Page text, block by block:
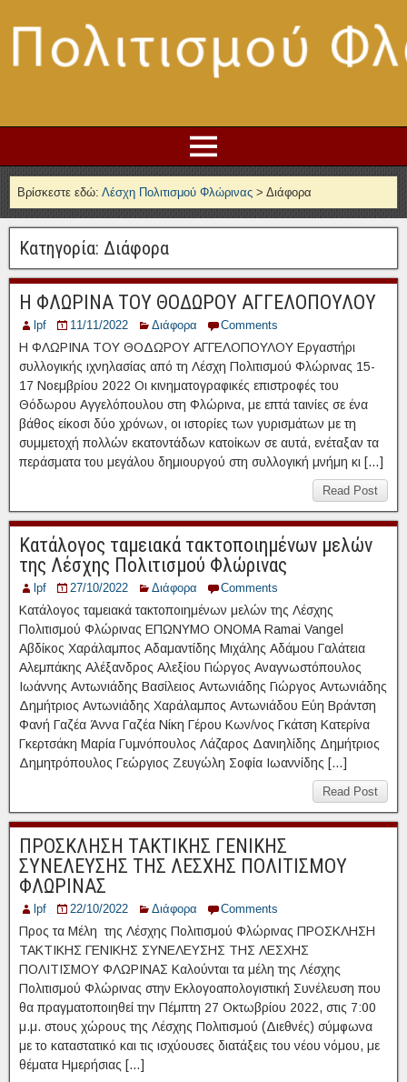
Βρίσκεστε εδώ: Λέσχη Πολιτισμού Φλώρινας > Διάφορα
Κατηγορία: Διάφορα
Η ΦΛΩΡΙΝΑ ΤΟΥ ΘΟΔΩΡΟΥ ΑΓΓΕΛΟΠΟΥΛΟΥ
lpf 11/11/2022 Διάφορα Comments
Η ΦΛΩΡΙΝΑ ΤΟΥ ΘΟΔΩΡΟΥ ΑΓΓΕΛΟΠΟΥΛΟΥ Εργαστήρι
συλλογικής ιχνηλασίας από τη Λέσχη Πολιτισμού Φλώρινας 15-
17 Νοεμβρίου 2022 Οι κινηματογραφικές επιστροφές του
Θόδωρου Αγγελόπουλου στη Φλώρινα, με επτά ταινίες σε ένα
βάθος είκοσι δύο χρόνων, οι ιστορίες των γυρισμάτων με τη
συμμετοχή πολλών εκατοντάδων κατοίκων σε αυτά, ενέταξαν τα
περάσματα του μεγάλου δημιουργού στη συλλογική μνήμη κι […]
Read Post
Κατάλογος ταμειακά τακτοποιημένων μελών
της Λέσχης Πολιτισμού Φλώρινας
lpf 27/10/2022 Διάφορα Comments
Κατάλογος ταμειακά τακτοποιημένων μελών της Λέσχης
Πολιτισμού Φλώρινας ΕΠΩΝΥΜΟ ΟΝΟΜΑ Ramai Vangel
Αβδίκος Χαράλαμπος Αδαμαντίδης Μιχάλης Αδάμου Γαλάτεια
Αλεμπάκης Αλέξανδρος Αλεξίου Γιώργος Αναγνωστόπουλος
Ιωάννης Αντωνιάδης Βασίλειος Αντωνιάδης Γιώργος Αντωνιάδης
Δημήτριος Αντωνιάδης Χαράλαμπος Αντωνιάδου Εύη Βράντση
Φανή Γαζέα Άννα Γαζέα Νίκη Γέρου Κων/νος Γκάτση Κατερίνα
Γκερτσάκη Μαρία Γυμνόπουλος Λάζαρος Δανιηλίδης Δημήτριος
Δημητρόπουλος Γεώργιος Ζευγώλη Σοφία Ιωαννίδης […]
Read Post
ΠΡΟΣΚΛΗΣΗ ΤΑΚΤΙΚΗΣ ΓΕΝΙΚΗΣ
ΣΥΝΕΛΕΥΣΗΣ ΤΗΣ ΛΕΣΧΗΣ ΠΟΛΙΤΙΣΜΟΥ
ΦΛΩΡΙΝΑΣ
lpf 22/10/2022 Διάφορα Comments
Προς τα Μέλη της Λέσχης Πολιτισμού Φλώρινας ΠΡΟΣΚΛΗΣΗ
ΤΑΚΤΙΚΗΣ ΓΕΝΙΚΗΣ ΣΥΝΕΛΕΥΣΗΣ ΤΗΣ ΛΕΣΧΗΣ
ΠΟΛΙΤΙΣΜΟΥ ΦΛΩΡΙΝΑΣ Καλούνται τα μέλη της Λέσχης
Πολιτισμού Φλώρινας στην Εκλογοαπολογιστική Συνέλευση που
θα πραγματοποιηθεί την Πέμπτη 27 Οκτωβρίου 2022, στις 7:00
μ.μ. στους χώρους της Λέσχης Πολιτισμού (Διεθνές) σύμφωνα
με το καταστατικό και τις ισχύουσες διατάξεις του νέου νόμου, με
θέματα Ημερήσιας […]